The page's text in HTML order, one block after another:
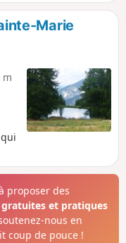
Marie
m
proposer des
et pratiques
nous en
coup de pouce !